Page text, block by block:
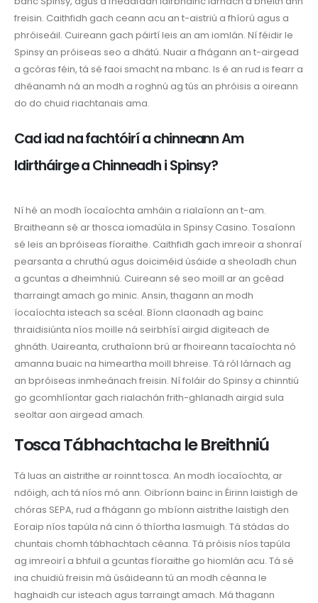
freisin. Caithfidh gach ceann acu an t-aistriú a fhíorú agus a
phróiseáil. Cuireann gach páirtí leis an am iomlán. Ní féidir le
Spinsy an próiseas seo a dhátú. Nuair a fhágann an t-airgead
a gcóras féin, tá sé faoi smacht na mbanc. Is é an rud is fearr a
dhéanamh ná an modh a roghnú ag tús an phróisis a oireann
do do chuid riachtanais ama.
Cad iad na fachtóirí a chinneann Am
Idirtháirge a Chinneadh i Spinsy?
Ní hé an modh íocaíochta amháin a rialaíonn an t-am.
Braitheann sé ar thosca iomadúla in Spinsy Casino. Tosaíonn
sé leis an bpróiseas fíoraithe. Caithfidh gach imreoir a shonraí
pearsanta a chruthú agus doiciméid úsáide a sheoladh chun
a gcuntas a dheimhniú. Cuireann sé seo moill ar an gcéad
tharraingt amach go minic. Ansin, thagann an modh
íocaíochta isteach sa scéal. Bíonn claonadh ag bainc
thraidisiúnta níos moille ná seirbhísí airgid digiteach de
ghnáth. Uaireanta, cruthaíonn brú ar fhoireann tacaíochta nó
amanna buaic na himeartha moill bhreise. Tá ról lárnach ag
an bpróiseas inmheánach freisin. Ní foláir do Spinsy a chinntiú
go gcomhlíontar gach rialachán frith-ghlanadh airgid sula
seoltar aon airgead amach.
Tosca Tábhachtacha le Breithniú
Tá luas an aistrithe ar roinnt tosca. An modh íocaíochta, ar
ndóigh, ach tá níos mó ann. Oibríonn bainc in Éirinn laistigh de
chóras SEPA, rud a fhágann go mbíonn aistrithe laistigh den
Eoraip níos tapúla ná cinn ó thíortha lasmuigh. Tá stádas do
chuntais chomh tábhachtach céanna. Tá próisis níos tapúla
ag imreoirí a bhfuil a gcuntas fíoraithe go hiomlán acu. Tá sé
ina chuidiú freisin má úsáideann tú an modh céanna le
haghaidh cur isteach agus tarraingt amach. Má thagann